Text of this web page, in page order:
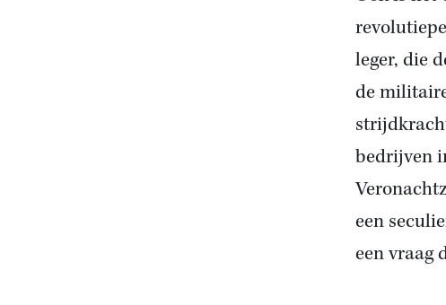
leger, die
de
bedrijven
een
een vraag